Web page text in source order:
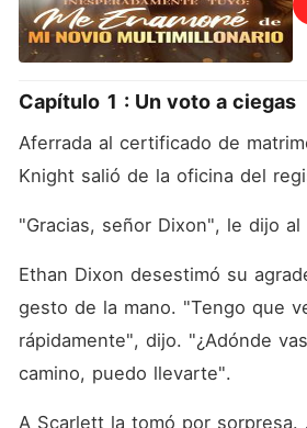
la
Capítulo 1 : Un voto a ciegas
Aferrada al certificado de
Knight salió de la oficina del
"Gracias, señor Dixon", le dijo
Ethan Dixon desestimó su
gesto de la mano. "Tengo que
rápidamente", dijo. "¿Adónde
camino, puedo llevarte".
A Scarlett la tomó por sorpresa.